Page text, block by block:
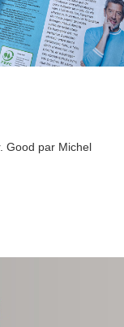
Good par Michel